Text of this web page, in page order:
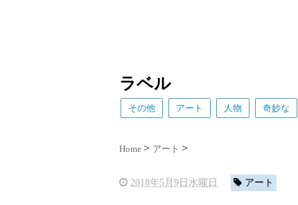
ラベル
その他 アート 人物 奇妙な
Home アート
2018年5月9日水曜日 アート